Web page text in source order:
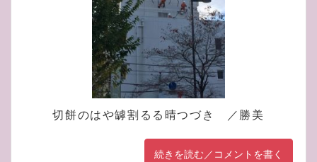
切餅のはや罅割るる晴つづき ／勝美
続きを読む／コメントを書く